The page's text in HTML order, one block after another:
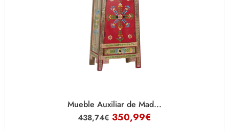
Mueble Auxiliar de Mad...
438,74€ 350,99€